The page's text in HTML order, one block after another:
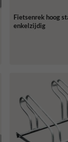
Fietsenrek hoog
enkelzijdig